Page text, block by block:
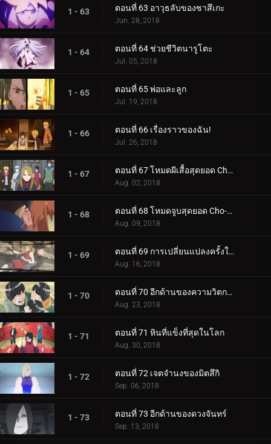
1 - 63 ตอนที่ 63 อาวุธลับของซาสึเกะ
Jun. 28, 2018
1 - 64 ตอนที่ 64 ช่วยชีวิตนารูโตะ
Jul. 05, 2018
1 - 65 ตอนที่ 65 พ่อและลูก
Jul. 19, 2018
1 - 66 ตอนที่ 66 เรื่องราวของฉัน!
Jul. 26, 2018
1 - 67 ตอนที่ 67 โหมดผีเสื้อสุดยอด Cho-Cho!
Aug. 02, 2018
1 - 68 ตอนที่ 68 โหมดจูบสุดยอด Cho-Cho!
Aug. 09, 2018
1 - 69 ตอนที่ 69 การเปลี่ยนแปลงครั้งใหญ่ของความรัก Cho-Cho!
Aug. 16, 2018
1 - 70 ตอนที่ 70 อีกด้านของความวิตกกังวล
Aug. 23, 2018
1 - 71 ตอนที่ 71 หินที่แข็งที่สุดในโลก
Aug. 30, 2018
1 - 72 ตอนที่ 72 เจตจำนงของมิตสึกิ
Sep. 06, 2018
1 - 73 ตอนที่ 73 อีกด้านของดวงจันทร์
Sep. 13, 2018